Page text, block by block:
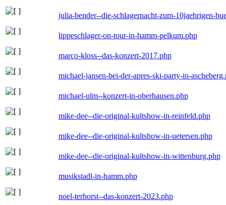
julia-bender--die-schlagernacht-zum-10jaehrigen-
lippeschlager-on-tour-in-hamm-pelkum.php
marco-kloss--das-konzert-2017.php
michael-jansen-bei-der-apres-ski-party-in-
michael-ulm--konzert-in-oberhausen.php
mike-dee--die-original-kultshow-in-reinfeld.php
mike-dee--die-original-kultshow-in-uetersen.php
mike-dee--die-original-kultshow-in-wittenburg.php
musikstadl-in-hamm.php
noel-terhorst--das-konzert-2023.php